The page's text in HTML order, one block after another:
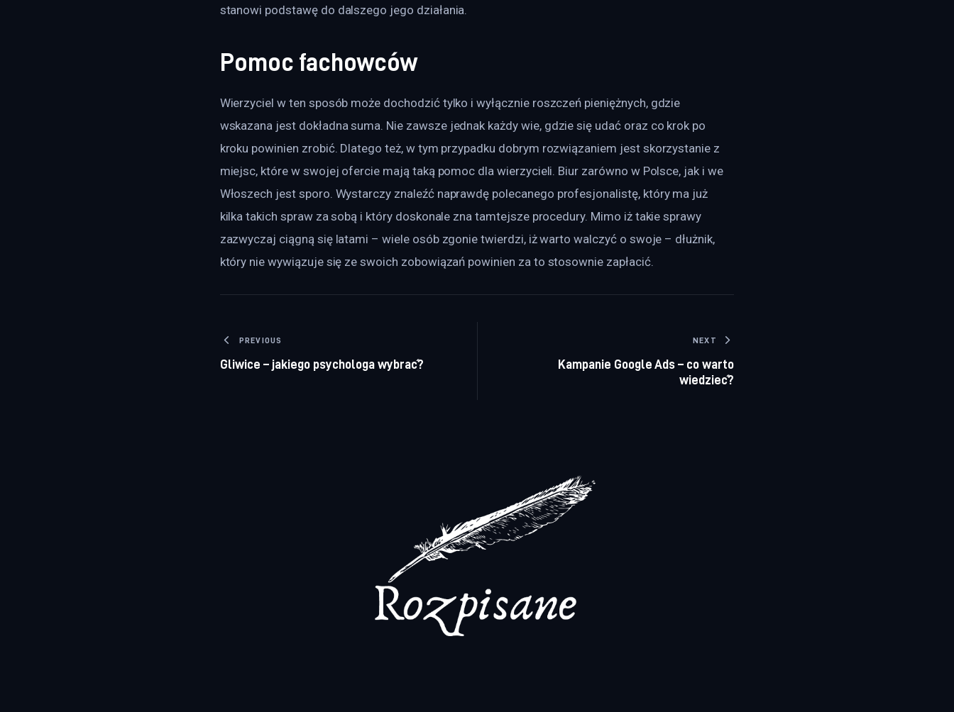
stanowi podstawę do dalszego jego działania.
Pomoc fachowców
Wierzyciel w ten sposób może dochodzić tylko i wyłącznie roszczeń pieniężnych, gdzie
wskazana jest dokładna suma. Nie zawsze jednak każdy wie, gdzie się udać oraz co krok po
kroku powinien zrobić. Dlatego też, w tym przypadku dobrym rozwiązaniem jest skorzystanie z
miejsc, które w swojej ofercie mają taką pomoc dla wierzycieli. Biur zarówno w Polsce, jak i we
Włoszech jest sporo. Wystarczy znaleźć naprawdę polecanego profesjonalistę, który ma już
kilka takich spraw za sobą i który doskonale zna tamtejsze procedury. Mimo iż takie sprawy
zazwyczaj ciągną się latami – wiele osób zgonie twierdzi, iż warto walczyć o swoje – dłużnik,
który nie wywiązuje się ze swoich zobowiązań powinien za to stosownie zapłacić.
Nawigacja wpisu
PREVIOUS
Gliwice – jakiego psychologa wybrać?
NEXT
Kampanie Google Ads – co warto
wiedzieć?